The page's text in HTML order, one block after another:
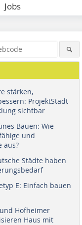
Jobs
stärken,
ProjektStadt
sichtbar
Bauen: Wie
und
aus?
Städte haben
E: Einfach bauen
Hofheimer
Haus mit